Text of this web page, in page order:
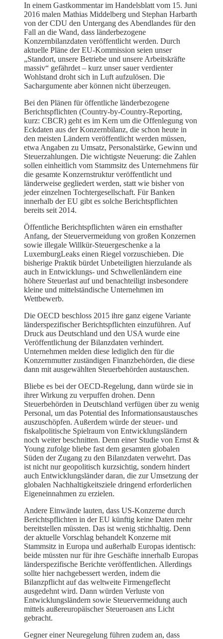
In einem Gastkommentar im Handelsblatt vom 15. Juni
2016 malen Mathias Middelberg und Stephan Harbarth
von der CDU den Untergang des Abendlandes für den
Fall an die Wand, dass länderbezogene
Konzernbilanzdaten veröffentlicht werden. Durch
aktuelle Pläne der EU-Kommission seien unser
„Standort, unsere Betriebe und unsere Arbeitskräfte
massiv“ gefährdet – kurz unser sauer verdienter
Wohlstand droht sich in Luft aufzulösen. Die
Sachargumente aber können nicht überzeugen.
Bei den Plänen für öffentliche länderbezogene
Berichtspflichten (Country-by-Country-Reporting,
kurz: CBCR) geht es im Kern um die Offenlegung von
Eckdaten aus der Konzernbilanz, die schon heute in
den meisten Ländern veröffentlicht werden müssen,
etwa Angaben zu Umsatz, Personalstärke, Gewinn und
Steuerzahlungen. Die wichtigste Neuerung: die Zahlen
sollen einheitlich vom Stammsitz des Unternehmens für
die gesamte Konzernstruktur veröffentlicht und
länderweise gegliedert werden, statt wie bisher von
jeder einzelnen Tochtergesellschaft. Für Banken
innerhalb der EU gibt es solche Berichtspflichten
bereits seit 2014.
Öffentliche Berichtspflichten wären ein ernsthafter
Anfang, der Steuervermeidung von großen Konzernen
sowie illegale Willkür-Steuergeschenke a la
LuxemburgLeaks einen Riegel vorzuschieben. Die
bisherige Praktik bürdet Unbeteiligten hierzulande als
auch in Entwicklungs- und Schwellenländern eine
höhere Steuerlast auf und benachteiligt insbesondere
kleine und mittelständische Unternehmen im
Wettbewerb.
Die OECD beschloss 2015 ihre ganz eigene Variante
länderspezifischer Berichtspflichten einzuführen. Auf
Druck aus Deutschland und den USA wurde eine
Veröffentlichung der Bilanzdaten verhindert.
Unternehmen melden diese lediglich den für die
Konzernmutter zuständigen Finanzbehörden, die diese
dann mit ausgewählten Steuerbehörden austauschen.
Bliebe es bei der OECD-Regelung, dann würde sie in
ihrer Wirkung zu verpuffen drohen. Denn
Steuerbehörden in Deutschland verfügen über zu wenig
Personal, um das Potential des Informationsaustausches
auszuschöpfen. Außerdem würde der steuer- und
fiskalpolitische Spielraum von Entwicklungsländern
noch weiter beschnitten. Denn einer Studie von Ernst &
Young zufolge bliebe fast dem gesamten globalen
Süden der Zugang zu den Bilanzdaten verwehrt. Das
ist nicht nur geopolitisch kurzsichtig, sondern hindert
auch Entwicklungsländer daran, die zur Umsetzung der
globalen Nachhaltigkeitsziele dringend erforderlichen
Eigeneinnahmen zu erzielen.
Andere Einwände lauten, dass US-Konzerne durch
Berichtspflichten in der EU künftig keine Daten mehr
bereitstellen müssten. Das ist wenig stichhaltig. Denn
der aktuelle Vorschlag behandelt Konzerne mit
Stammsitz in Europa und außerhalb Europas identisch:
beide müssten nur für ihre Geschäfte innerhalb Europas
länderspezifische Berichte veröffentlichen. Allerdings
sollte hier nachgebessert werden, indem die
Bilanzpflicht auf das weltweite Firmengeflecht
ausgedehnt wird. Dann würden Verluste von
Entwicklungsländern sowie Steuervermeidung auch
mittels außereuropäischer Steueroasen ans Licht
gebracht.
Gegner einer Neuregelung führen zudem an, dass